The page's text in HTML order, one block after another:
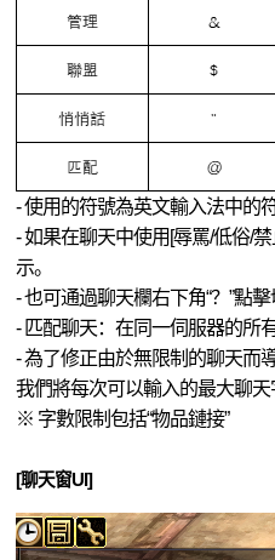
- 使用的符號為英文輸入法中的符
- 如果在聊天中使用[辱罵/低俗/
示。
- 也可通過聊天欄右下角“？”點擊
- 匹配聊天：在同一伺服器的所
- 為了修正由於無限制的聊天而
我們將每次可以輸入的最大聊天
※ 字數限制包括“物品鏈接”
[聊天窗UI]